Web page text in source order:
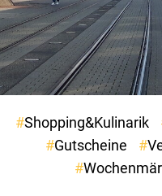
Shopping&Kulinarik
Gutscheine